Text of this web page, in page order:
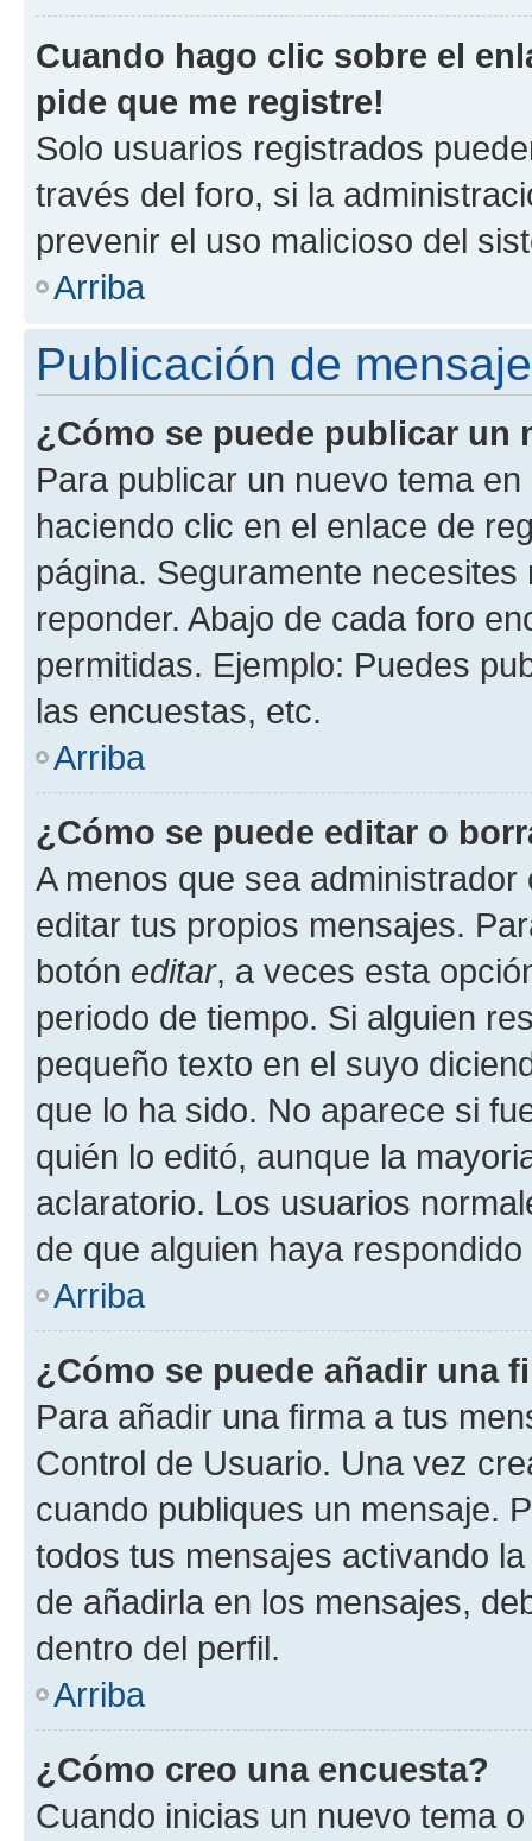
Cuando hago clic sobre el
pide que me registre!
Solo usuarios registrados
través del foro, si la
prevenir el uso malicioso del
Arriba
Publicación de
¿Cómo se puede publicar un
Para publicar un nuevo tema
haciendo clic en el enlace de
página. Seguramente
reponder. Abajo de cada foro
permitidas. Ejemplo: Puedes
las encuestas, etc.
Arriba
¿Cómo se puede editar o
A menos que sea
editar tus propios mensajes.
botón editar, a veces esta
periodo de tiempo. Si alguien
pequeño texto en el suyo
que lo ha sido. No aparece si
quién lo editó, aunque la
aclaratorio. Los usuarios
de que alguien haya
Arriba
¿Cómo se puede añadir una
Para añadir una firma a tus
Control de Usuario. Una vez
cuando publiques un mensaje.
todos tus mensajes activando
de añadirla en los mensajes,
dentro del perfil.
Arriba
¿Cómo creo una encuesta?
Cuando inicias un nuevo tema